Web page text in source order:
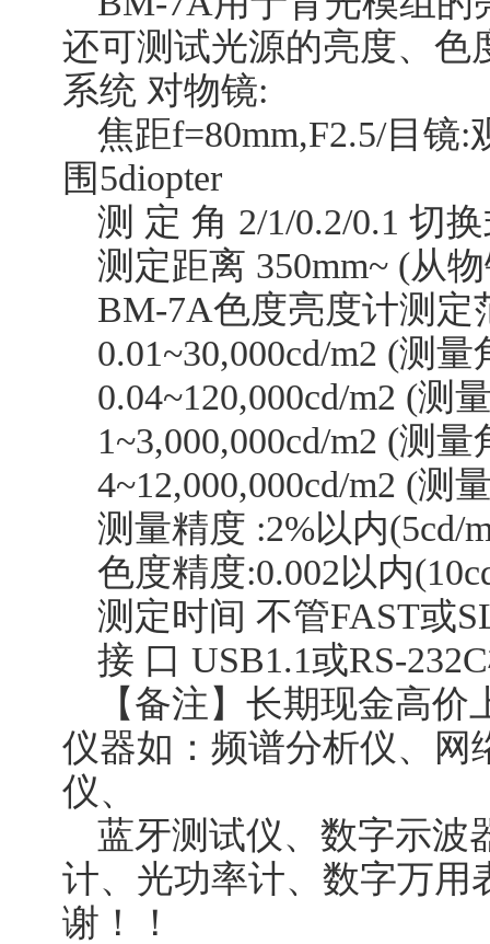
还可测试光源的亮度、色
系统 对物镜:
焦距f=80mm,F2.5/目镜
围5diopter
测 定 角 2/1/0.2/0.1 切
测定距离 350mm~ (从
BM-7A色度亮度计测定
0.01~30,000cd/m2 (测
0.04~120,000cd/m2 (测
1~3,000,000cd/m2 (测
4~12,000,000cd/m2 (测
测量精度 :2%以内(5cd/
色度精度:0.002以内
测定时间 不管FAST或
接 口 USB1.1或RS-
【备注】长期现金高
仪器如：频谱分析仪、网
仪、
蓝牙测试仪、数字示波
计、光功率计、数字万用
谢！！